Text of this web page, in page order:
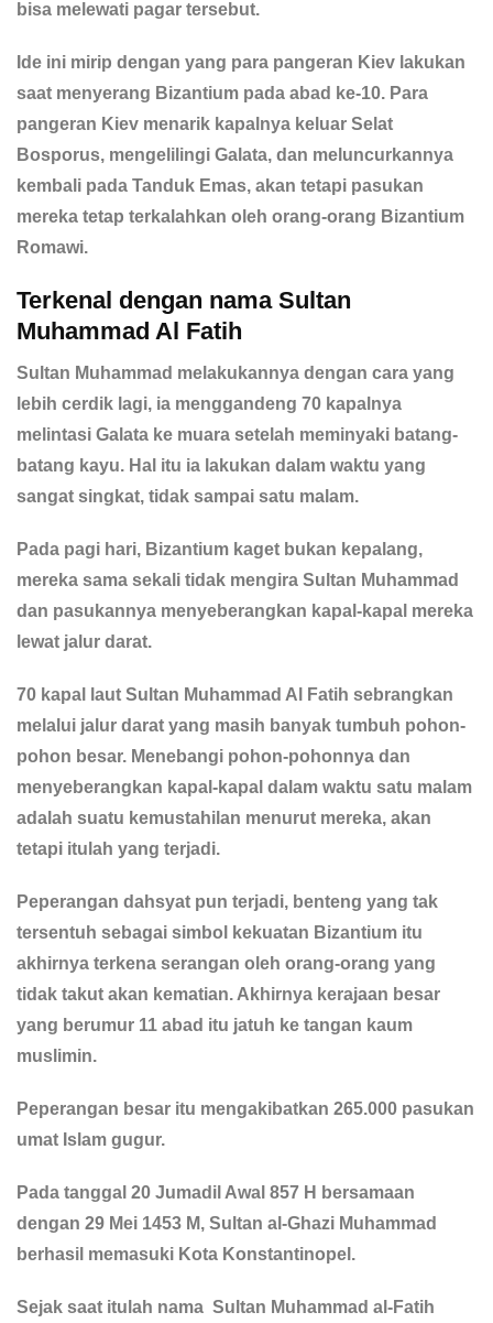
bisa melewati pagar tersebut.
Ide ini mirip dengan yang para pangeran Kiev lakukan
saat menyerang Bizantium pada abad ke-10. Para
pangeran Kiev menarik kapalnya keluar Selat
Bosporus, mengelilingi Galata, dan meluncurkannya
kembali pada Tanduk Emas, akan tetapi pasukan
mereka tetap terkalahkan oleh orang-orang Bizantium
Romawi.
Terkenal dengan nama Sultan
Muhammad Al Fatih
Sultan Muhammad melakukannya dengan cara yang
lebih cerdik lagi, ia menggandeng 70 kapalnya
melintasi Galata ke muara setelah meminyaki batang-
batang kayu. Hal itu ia lakukan dalam waktu yang
sangat singkat, tidak sampai satu malam.
Pada pagi hari, Bizantium kaget bukan kepalang,
mereka sama sekali tidak mengira Sultan Muhammad
dan pasukannya menyeberangkan kapal-kapal mereka
lewat jalur darat.
70 kapal laut Sultan Muhammad Al Fatih sebrangkan
melalui jalur darat yang masih banyak tumbuh pohon-
pohon besar. Menebangi pohon-pohonnya dan
menyeberangkan kapal-kapal dalam waktu satu malam
adalah suatu kemustahilan menurut mereka, akan
tetapi itulah yang terjadi.
Peperangan dahsyat pun terjadi, benteng yang tak
tersentuh sebagai simbol kekuatan Bizantium itu
akhirnya terkena serangan oleh orang-orang yang
tidak takut akan kematian. Akhirnya kerajaan besar
yang berumur 11 abad itu jatuh ke tangan kaum
muslimin.
Peperangan besar itu mengakibatkan 265.000 pasukan
umat Islam gugur.
Pada tanggal 20 Jumadil Awal 857 H bersamaan
dengan 29 Mei 1453 M, Sultan al-Ghazi Muhammad
berhasil memasuki Kota Konstantinopel.
Sejak saat itulah nama Sultan Muhammad al-Fatih